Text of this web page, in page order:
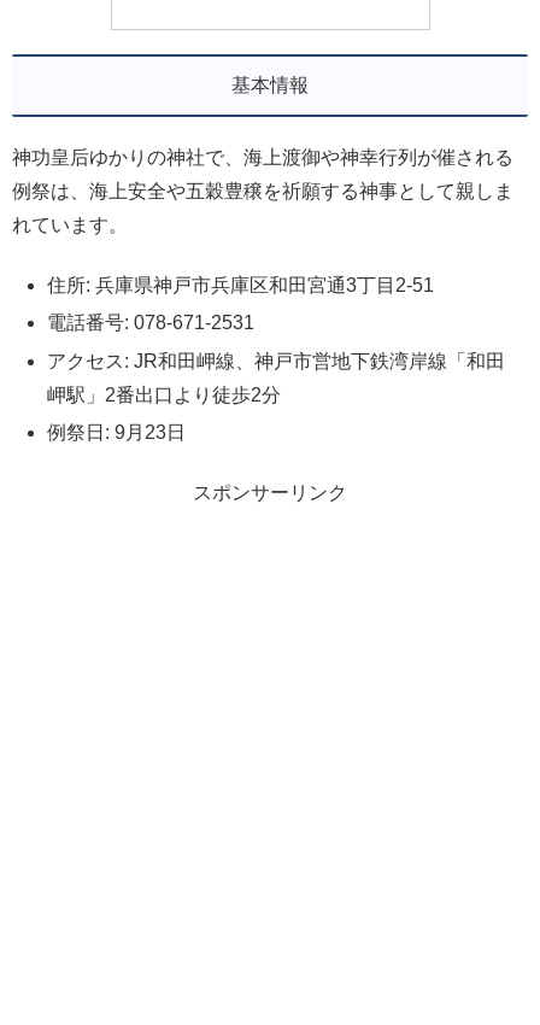
基本情報
神功皇后ゆかりの神社で、海上渡御や神幸行列が催される
例祭は、海上安全や五穀豊穣を祈願する神事として親しま
れています。
住所: 兵庫県神戸市兵庫区和田宮通3丁目2-51
電話番号: 078-671-2531
アクセス: JR和田岬線、神戸市営地下鉄湾岸線「和田
岬駅」2番出口より徒歩2分
例祭日: 9月23日
スポンサーリンク